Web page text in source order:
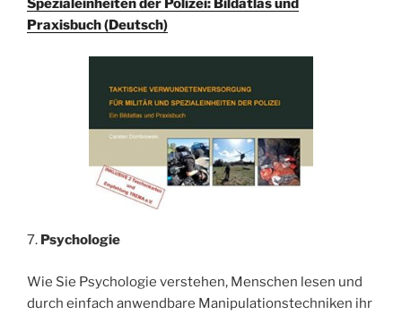
Spezialeinheiten der Polizei: Bildatlas und
Praxisbuch (Deutsch)
7. Psychologie
Wie Sie Psychologie verstehen, Menschen lesen und
durch einfach anwendbare Manipulationstechniken ihr